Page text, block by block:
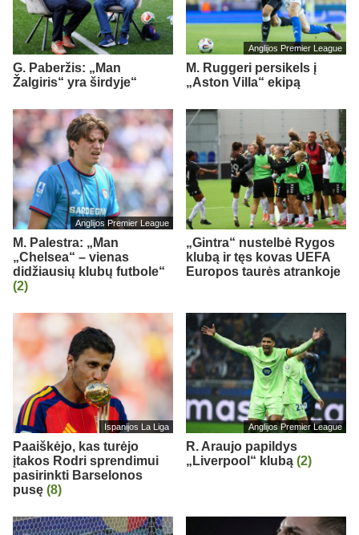
G. Paberžis: „Man
Žalgiris“ yra širdyje“
Anglijos Premier League
M. Ruggeri persikels į
„Aston Villa“ ekipą
Anglijos Premier League
M. Palestra: „Man
„Chelsea“ – vienas
didžiausių klubų futbole“
(2)
„Gintra“ nustelbė Rygos
klubą ir tęs kovas UEFA
Europos taurės atrankoje
Ispanijos La Liga
Paaiškėjo, kas turėjo
įtakos Rodri sprendimui
pasirinkti Barselonos
pusę (8)
Anglijos Premier League
R. Araujo papildys
„Liverpool“ klubą (2)